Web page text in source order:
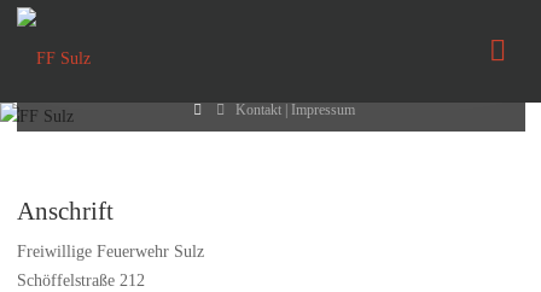
HomeKontakt | Impressum
Anschrift
Freiwillige Feuerwehr Sulz
Schöffelstraße 212